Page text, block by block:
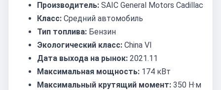
Производитель: SAIC General Motors Cadillac
Класс: Средний автомобиль
Тип топлива: Бензин
Экологический класс: China VI
Дата выхода на рынок: 2021.11
Максимальная мощность: 174 кВт
Максимальный крутящий момент: 350 Н·м